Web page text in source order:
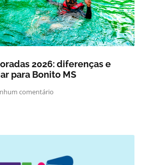
2026: diferenças e
para Bonito MS
comentário